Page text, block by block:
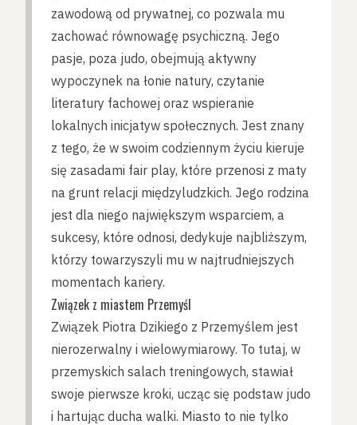
zawodową od prywatnej, co pozwala mu
zachować równowagę psychiczną. Jego
pasje, poza judo, obejmują aktywny
wypoczynek na łonie natury, czytanie
literatury fachowej oraz wspieranie
lokalnych inicjatyw społecznych. Jest znany
z tego, że w swoim codziennym życiu kieruje
się zasadami fair play, które przenosi z maty
na grunt relacji międzyludzkich. Jego rodzina
jest dla niego największym wsparciem, a
sukcesy, które odnosi, dedykuje najbliższym,
którzy towarzyszyli mu w najtrudniejszych
momentach kariery.
Związek z miastem Przemyśl
Związek Piotra Dzikiego z Przemyślem jest
nierozerwalny i wielowymiarowy. To tutaj, w
przemyskich salach treningowych, stawiał
swoje pierwsze kroki, ucząc się podstaw judo
i hartując ducha walki. Miasto to nie tylko